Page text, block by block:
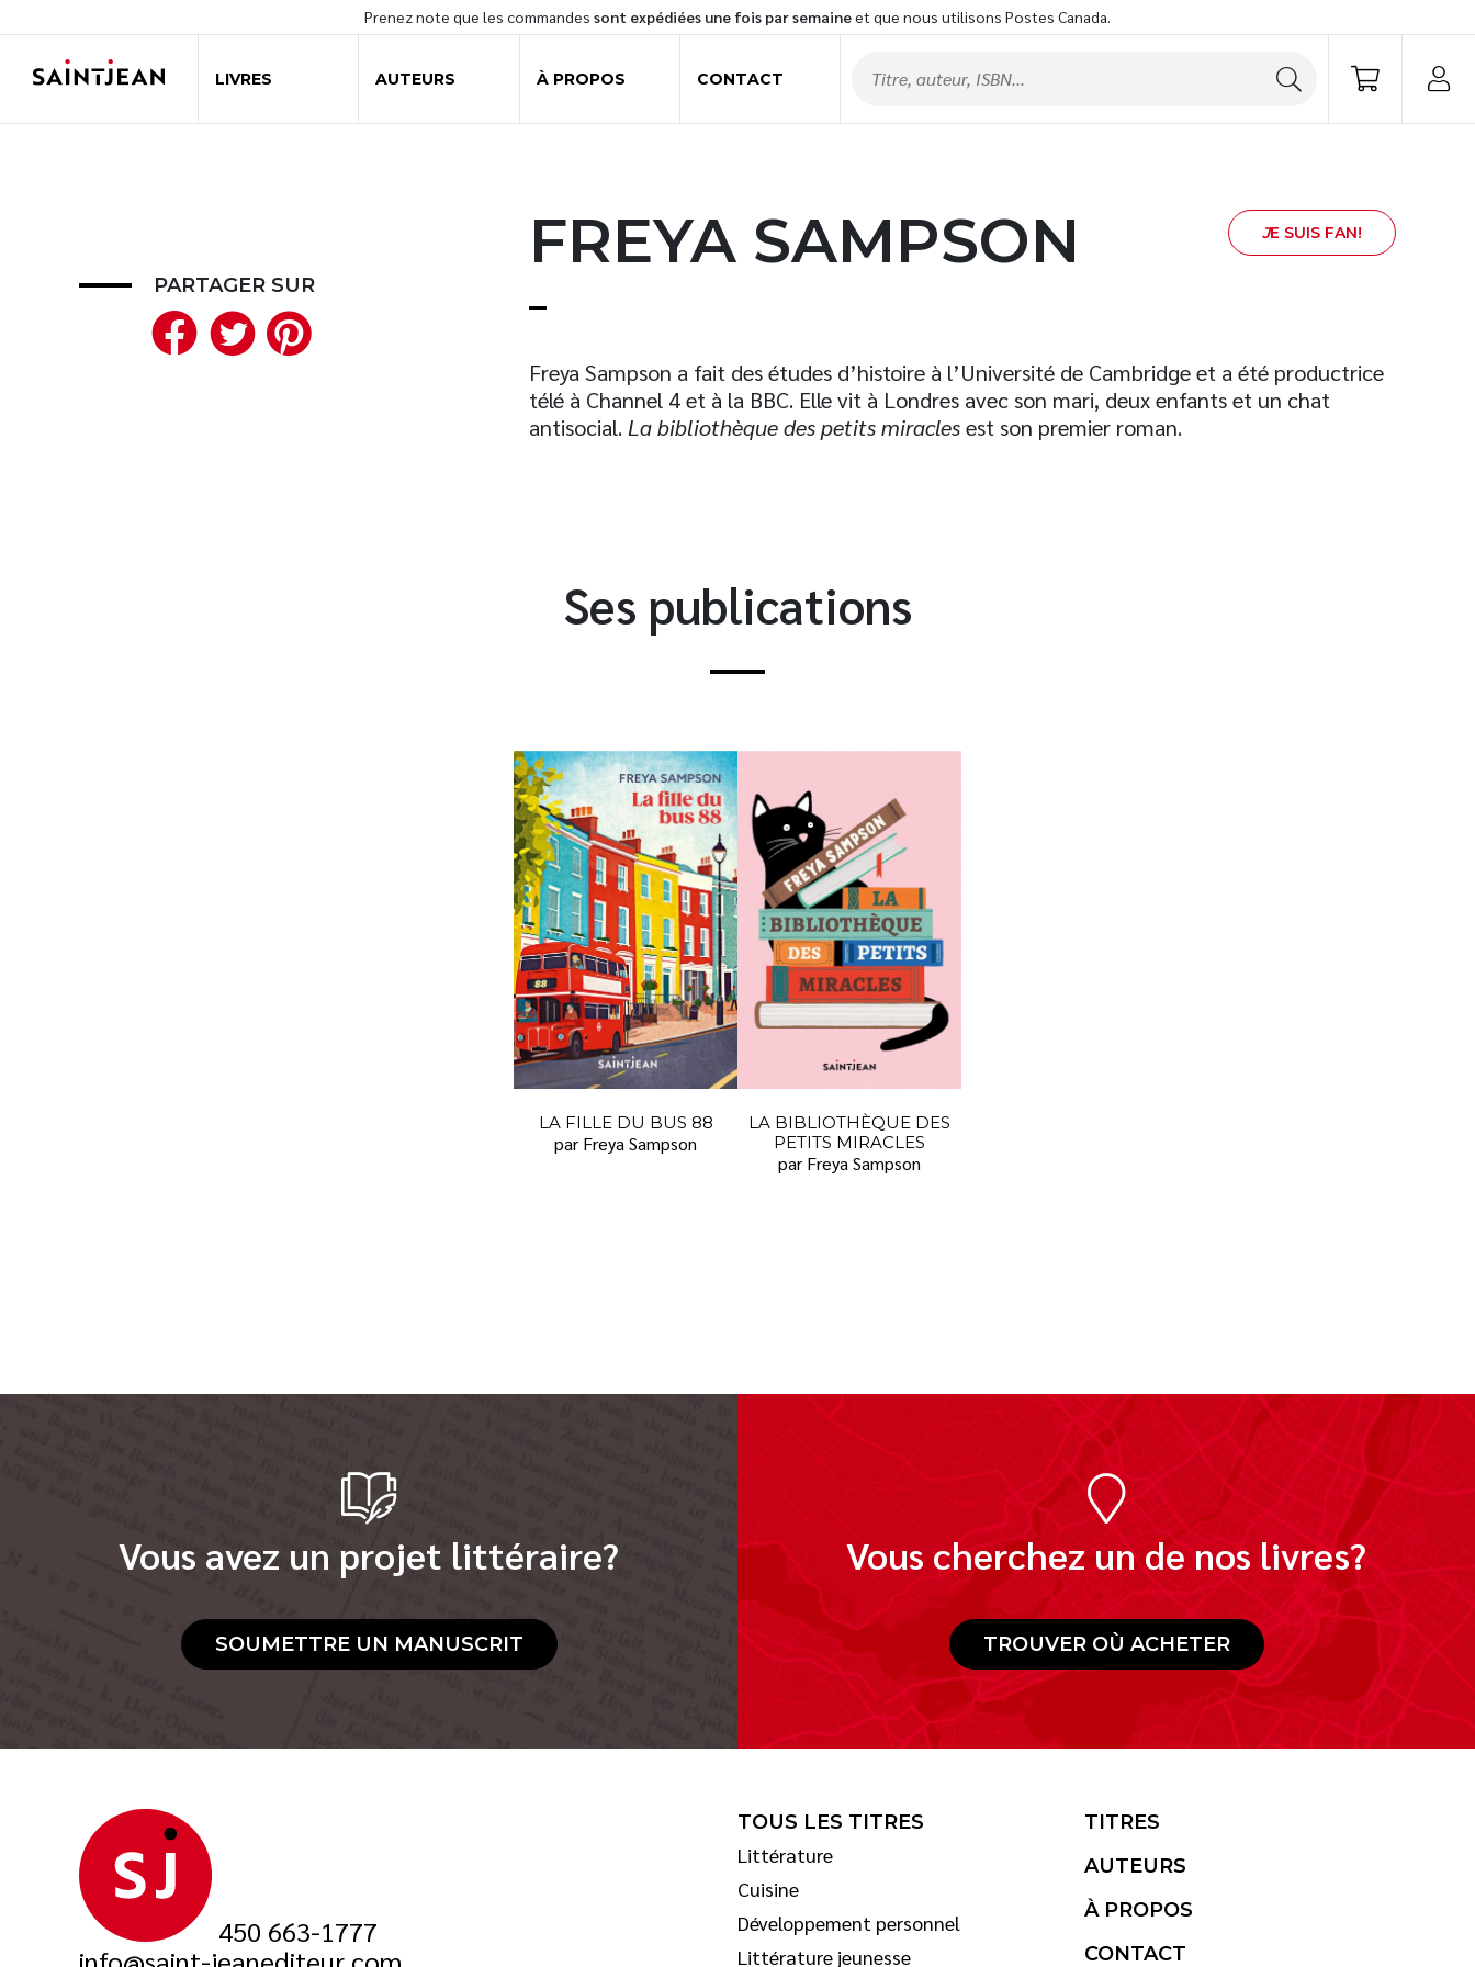
Prenez note que les commandes sont expédiées une fois par semaineet que nous utilisons Postes Canada.
LIVRES AUTEURS À PROPOS CONTACT
FREYA SAMPSON JE SUIS FAN!
Freya Sampson a fait des études d’histoire à l’Université de Cambridge et a été productrice
télé à Channel 4 et à la BBC. Elle vit à Londres avec son mari, deux enfants et un chat
antisocial. La bibliothèque des petits miraclesest son premier roman.
PARTAGER SUR
Facebook
Twitter
Ses publications
LA FILLE DU BUS 88
par Freya Sampson
LA BIBLIOTHÈQUE DES
PETITS MIRACLES
par Freya Sampson
Vous avez un projet littéraire?
SOUMETTRE UN MANUSCRIT
Vous cherchez un de nos livres?
TROUVER OÙ ACHETER
450 663-1777
TOUS LES TITRES
Littérature
Cuisine
Développement personnel
Littérature jeunesse
TITRES
AUTEURS
À PROPOS
CONTACT